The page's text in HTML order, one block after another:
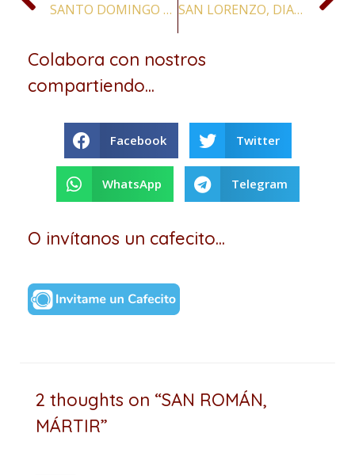
SANTO DOMINGO DE GUZMAN, CONFESOR SAN LORENZO, DIACONO Y MÁRTIR
Colabora con nostros
compartiendo...
Facebook Twitter
WhatsApp Telegram
O invítanos un cafecito...
2 thoughts on “SAN ROMÁN,
MÁRTIR”